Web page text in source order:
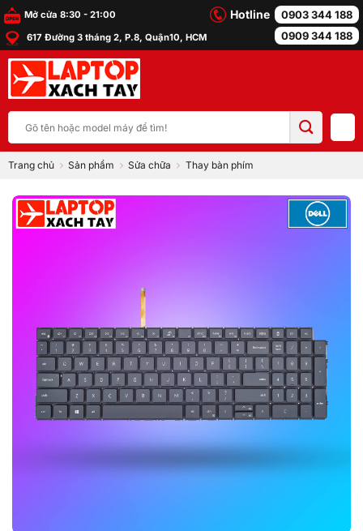
Bỏ
qua
nội
dung
Mở cửa 8:30 - 21:00
617 Đường 3 tháng 2, P.8, Quận10, HCM
Hotline
0903 344 188
0909 344 188
kiếm:
Trang chủ Sản phẩm Sửa chữa Thay bàn phím